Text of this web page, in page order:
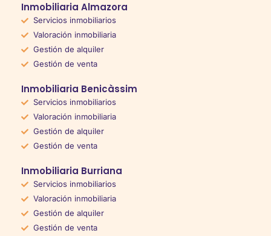
Inmobiliaria Almazora
Servicios inmobiliarios
Valoración inmobiliaria
Gestión de alquiler
Gestión de venta
Inmobiliaria Benicàssim
Servicios inmobiliarios
Valoración inmobiliaria
Gestión de alquiler
Gestión de venta
Inmobiliaria Burriana
Servicios inmobiliarios
Valoración inmobiliaria
Gestión de alquiler
Gestión de venta